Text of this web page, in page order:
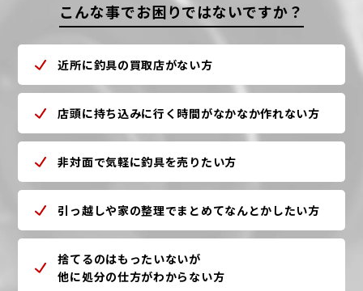
こんな事でお困りではないですか？
近所に釣具の買取店がない方
店頭に持ち込みに行く時間がなかなか作れない方
非対面で気軽に釣具を売りたい方
引っ越しや家の整理でまとめてなんとかしたい方
捨てるのはもったいないが
他に処分の仕方がわからない方